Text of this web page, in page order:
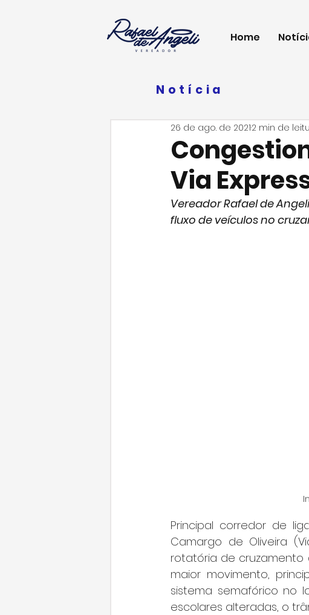
Home
Notícia
Via
26 de ago. de 20212 min de
Vereador Rafael de
fluxo de veículos no
Principal corredor de
Camargo de Oliveira
rotatória de cruzamento
maior movimento,
sistema semafórico no
escolares alteradas, o